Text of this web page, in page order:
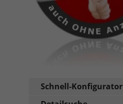
Schnell-Konfigurator